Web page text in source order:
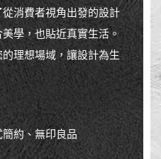
消費者視角出發的設計
學，也貼近真實生活。
理想場域，讓設計為生
約、無印良品